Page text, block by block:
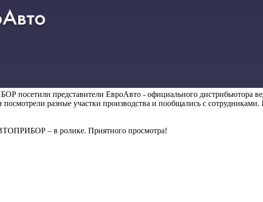
представители ЕвроАвто - официального дистрибьютора
разные участки производства и пообщались с
– в ролике. Приятного просмотра!